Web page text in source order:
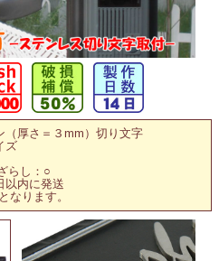
厚さ＝３mm）切り文字
ズ
らし：○
以内に発送
なります。